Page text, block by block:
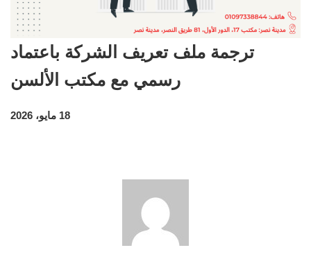
ترجمة ملف تعريف الشركة باعتماد
رسمي مع مكتب الألسن
18 مايو، 2026